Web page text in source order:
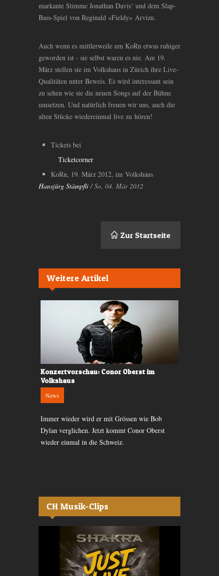
markante Stimme Jonathan Davis‘ und dem Slap-
Bass-Spiel von Reginald «Fieldy» Arvizu.
Auch wenn es mittlerweile um KoRn etwas ruhiger
geworden ist - sie selbst waren es nie. Am 19.
März stellen sie im Volkshaus in Zürich ihre Live-
Qualitäten unter Beweis. Es wird interessant sein
zu sehen wie sie die neuen Songs auf der Bühne
umsetzen. Und natürlich freuen wir uns, auch die
alten Stücke wiedereinmal live zu hören!
Tickets bei
Ticketcorner
KoRn, 19. März 2012, im Volkshaus
Hansjürg Stämpfli / So, 04. Mär 2012
Zur Startseite
Weitere Artikel
Konzertvorschau: Conor Oberst im
Volkshaus
News
Immer wieder wird er mit Grössen wie Bob
Dylan verglichen. Jetzt kommt Conor Oberst
wieder einmal in die Schweiz.
CH Musik-Clips